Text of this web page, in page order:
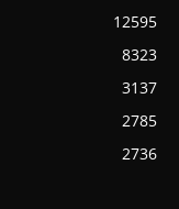
12595
8323
3137
2785
2736